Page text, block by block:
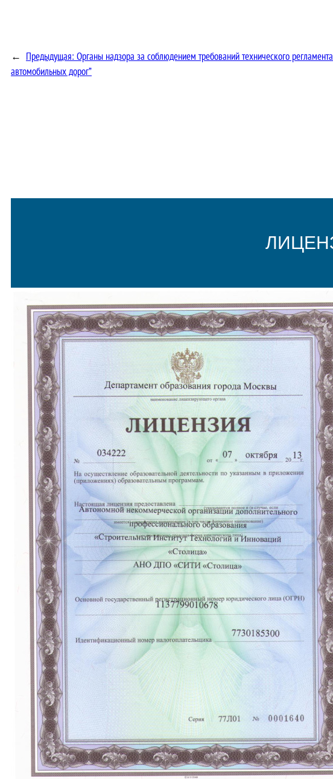
← Предыдущая: Органы надзора за соблюдением требований технического
автомобильных дорог”